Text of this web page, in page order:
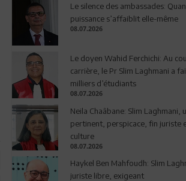
Le silence des ambassades:
puissance s’affaiblit elle-même
08.07.2026
Le doyen Wahid Ferchichi: Au
carrière, le Pr Slim Laghmani a
milliers d’étudiants
08.07.2026
Neila Chaâbane: Slim Laghmani,
pertinent, perspicace, fin juriste
culture
08.07.2026
Haykel Ben Mahfoudh: Slim
juriste libre, exigeant